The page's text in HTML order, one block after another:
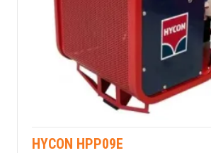
HYCON HPP09E